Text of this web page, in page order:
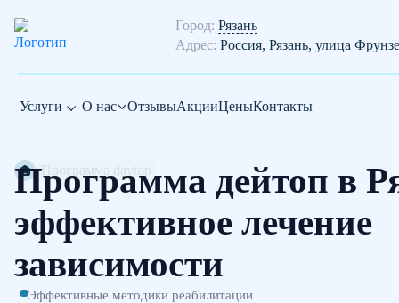
Город: Рязань
Адрес: Россия, Рязань, улица
Услуги О нас ОтзывыАкцииЦеныКонтакты
Программа daytop
Программа дейтоп в
эффективное лечение
зависимости
Эффективные методики реабилитации